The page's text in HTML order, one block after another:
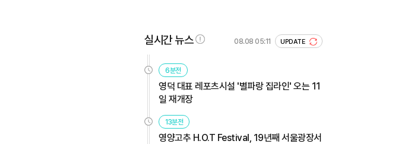
실시간 뉴스 08.08 05:11 UPDATE
6분전
영덕 대표 레포츠시설 '별파랑 집라인' 오는 11
일 재개장
13분전
영양고추 H.O.T Festival, 19년째 서울광장서